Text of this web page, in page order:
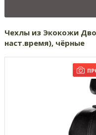
Чехлы из Экокожи
наст.время), чёрные